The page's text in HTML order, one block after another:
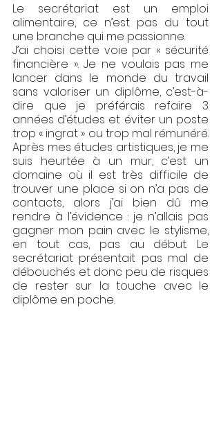
Le secrétariat est un emploi
alimentaire, ce n’est pas du tout
une branche qui me passionne.
J’ai choisi cette voie par « sécurité
financière ». Je ne voulais pas me
lancer dans le monde du travail
sans valoriser un diplôme, c’est-à-
dire que je préférais refaire 3
années d’études et éviter un poste
trop « ingrat » ou trop mal rémunéré.
Après mes études artistiques, je me
suis heurtée à un mur, c’est un
domaine où il est très difficile de
trouver une place si on n’a pas de
contacts, alors j’ai bien dû me
rendre à l’évidence : je n’allais pas
gagner mon pain avec le stylisme,
en tout cas, pas au début. Le
secrétariat présentait pas mal de
débouchés et donc peu de risques
de rester sur la touche avec le
diplôme en poche.